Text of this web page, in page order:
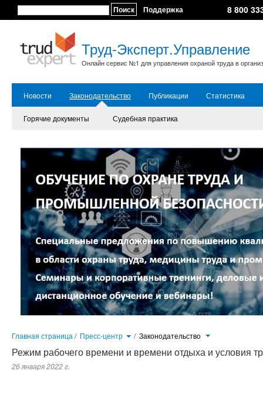
Поиск Поддержка 8 800
Труд-Эксперт.Управление
Онлайн сервис №1 для управления охраной труда в
Новости Законодательство Публикации Статистика
Горячие документы Судебная практика
Главная страница / Пресс-центр / Законодательство
Режим рабочего времени и времени отдыха и условия
26 января 2022 г.